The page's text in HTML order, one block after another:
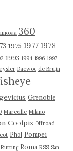
школа 360
1975 1977 1978
1993 1994 1996 1997
Daewoo de Bruijn
Grenoble
Marceille Milano
Coolpix Offroad
Phol Pompei
Rutting Roma RSS San